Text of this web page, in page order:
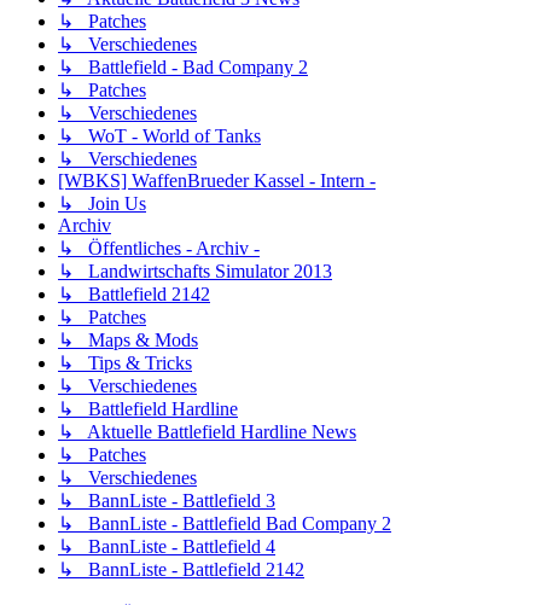
↳ Patches
↳ Verschiedenes
↳ Battlefield - Bad Company 2
↳ Patches
↳ Verschiedenes
↳ WoT - World of Tanks
↳ Verschiedenes
[WBKS] WaffenBrueder Kassel - Intern -
↳ Join Us
Archiv
↳ Öffentliches - Archiv -
↳ Landwirtschafts Simulator 2013
↳ Battlefield 2142
↳ Patches
↳ Maps & Mods
↳ Tips & Tricks
↳ Verschiedenes
↳ Battlefield Hardline
↳ Aktuelle Battlefield Hardline News
↳ Patches
↳ Verschiedenes
↳ BannListe - Battlefield 3
↳ BannListe - Battlefield Bad Company 2
↳ BannListe - Battlefield 4
↳ BannListe - Battlefield 2142